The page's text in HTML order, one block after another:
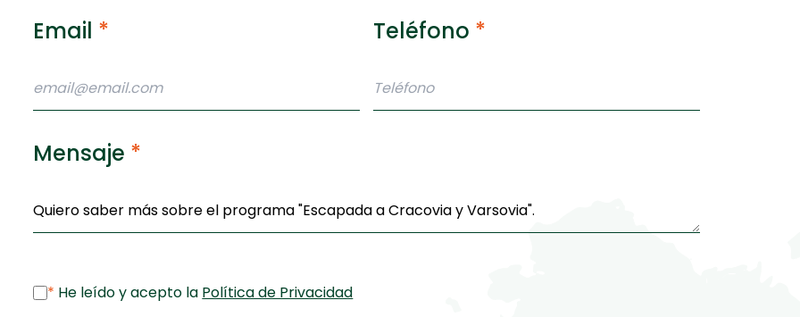
Email * Teléfono *
Mensaje *
* He leído y acepto la Política de Privacidad